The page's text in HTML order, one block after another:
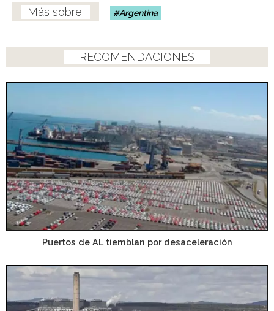
Argentina
RECOMENDACIONES
Puertos de AL tiemblan por desaceleración